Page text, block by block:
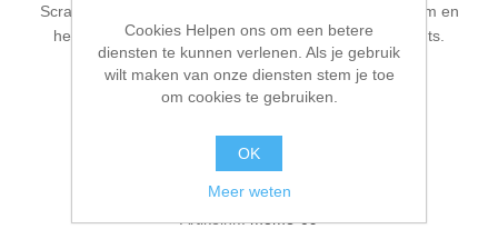
Staedtler
kaarten 2022
Art journal 2022
Scrapboys 6 x 6 inch Paper Pad. De pad is 15,2x15,2cm en
heeft een papier dikt van 190gr. 24 vl+cut out elements.
Beschikbaarheid: 3 op voorraad
Artikelnr.: mome-09
Cookies Helpen ons om een betere
diensten te kunnen verlenen. Als je gebruik
wilt maken van onze diensten stem je toe
om cookies te gebruiken.
OK
Meer weten